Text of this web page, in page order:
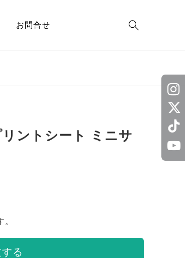
お問合せ 
ントシート ミニサ
る